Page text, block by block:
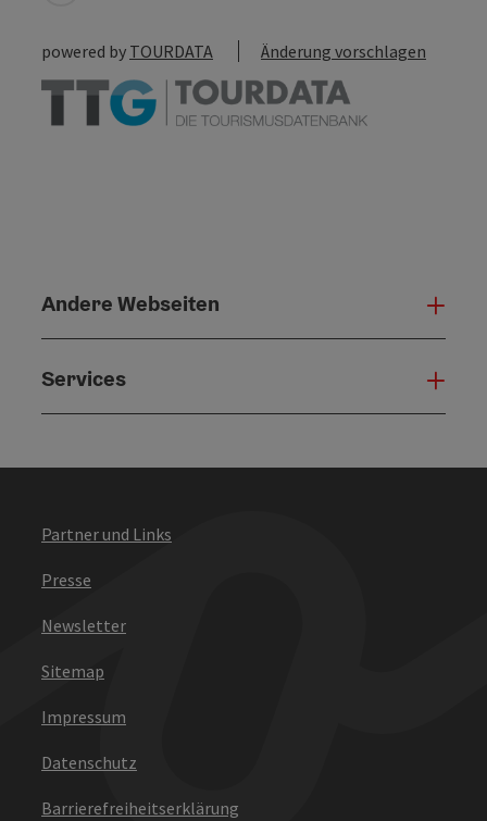
powered by TOURDATA Änderung vorschlagen
Andere Webseiten
Services
Partner und Links
Presse
Newsletter
Sitemap
Impressum
Datenschutz
Barrierefreiheitserklärung